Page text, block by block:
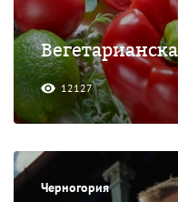
12127
Черногория